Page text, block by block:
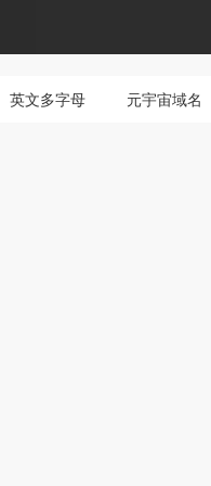
英文多字母 元宇宙域名